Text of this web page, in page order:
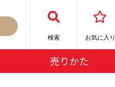
検索 お気に⼊り
売りかた